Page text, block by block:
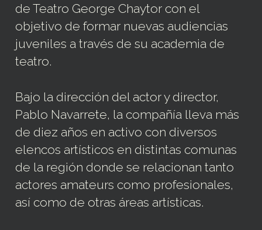
de Teatro George Chaytor con el
objetivo de formar nuevas audiencias
juveniles a través de su academia de
teatro.
Bajo la dirección del actor y director,
Pablo Navarrete, la compañía lleva más
de diez años en activo con diversos
elencos artísticos en distintas comunas
de la región donde se relacionan tanto
actores amateurs como profesionales,
así como de otras áreas artísticas.